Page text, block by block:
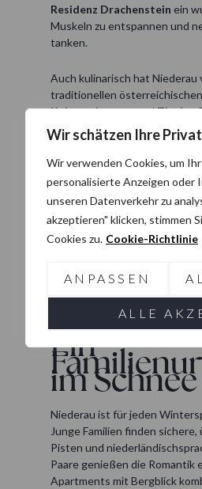
Wir schätzen Ihre
Wir verwenden Cookies, um
personalisierte Anzeigen oder
unseren Datenverkehr zu
akzeptieren" klicken, stimmen
Cookies zu. Cookie-Richtlinie
ANPASSEN
ALLE
Residenz Drachenstein ein
Muskeln zu entspannen und
tanken.
Auch kulinarisch hat Niederau
traditionellen
KaiserschmarrnundTiroler
internationalen Spezialitäten –
Restaurants findet jeder etwas
Geschmack. Wer in Kristall
im Apartmentkomplex selbst
Für Shopping oder kulturelle
erwarten Sie Geschäfte, Cafés
abwechslungsreicher Kontrast
Ein
im Schnee
Niederau ist für jeden
Junge Familien finden
Pisten und
Paare genießen die Romantik
Apartments mit Bergblick